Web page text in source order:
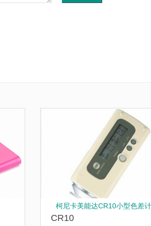
柯尼卡美能达CR10小型色差计
CR10